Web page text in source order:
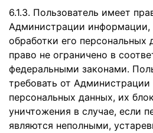
6.1.3. Пользователь имеет
Администрации
обработки его персональных
право не ограничено в
федеральными законами.
требовать от Администрации
персональных данных, их
уничтожения в случае, если
являются неполными,